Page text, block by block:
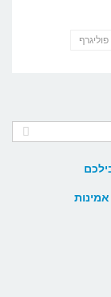
פוליגרף